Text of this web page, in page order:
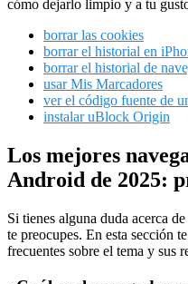
cómo dejarlo limpio y a tu
borrar las cookies
borrar el historial en
borrar el historial de
usar Mis Marcadores
ver el código fuente de
instalar uBlock Origin
Los mejores
Android de 2025:
Si tienes alguna duda acerca
te preocupes. En esta sección
frecuentes sobre el tema y sus